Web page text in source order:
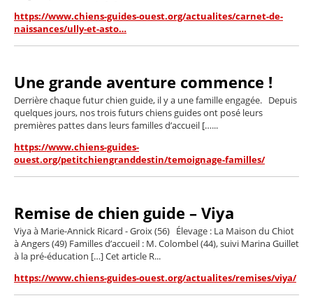
https://www.chiens-guides-ouest.org/actualites/carnet-de-
naissances/ully-et-asto…
Une grande aventure commence !
Derrière chaque futur chien guide, il y a une famille engagée. Depuis
quelques jours, nos trois futurs chiens guides ont posé leurs
premières pattes dans leurs familles d’accueil […...
https://www.chiens-guides-
ouest.org/petitchiengranddestin/temoignage-familles/
Remise de chien guide – Viya
Viya à Marie-Annick Ricard - Groix (56) Élevage : La Maison du Chiot
à Angers (49) Familles d’accueil : M. Colombel (44), suivi Marina Guillet
à la pré-éducation […] Cet article R...
https://www.chiens-guides-ouest.org/actualites/remises/viya/